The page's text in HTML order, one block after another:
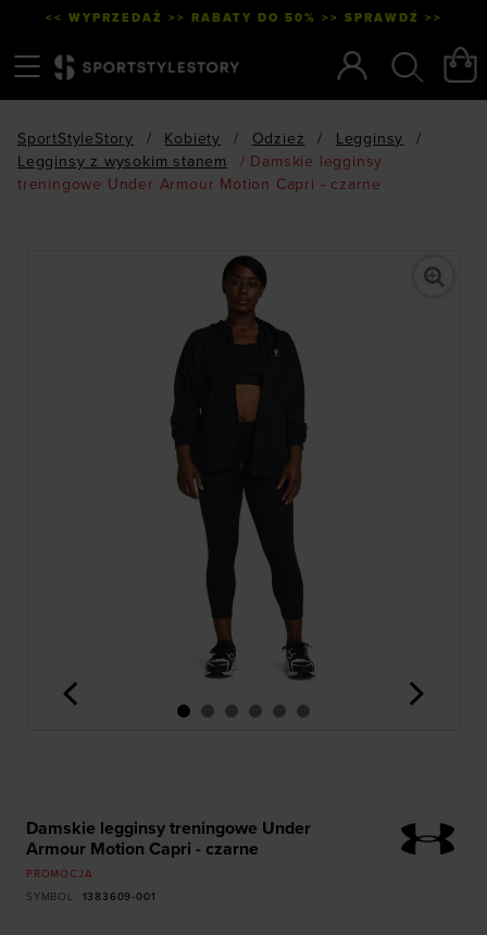
<< WYPRZEDAŻ >> RABATY DO 50% >> SPRAWDŹ >>
SportStyleStory / Kobiety / Odzież / Legginsy
/
Legginsy z wysokim stanem
/ Damskie legginsy
treningowe Under Armour Motion Capri - czarne
<
Damskie legginsy treningowe Under
Armour Motion Capri - czarne
PROMOCJA
SYMBOL
1383609-001